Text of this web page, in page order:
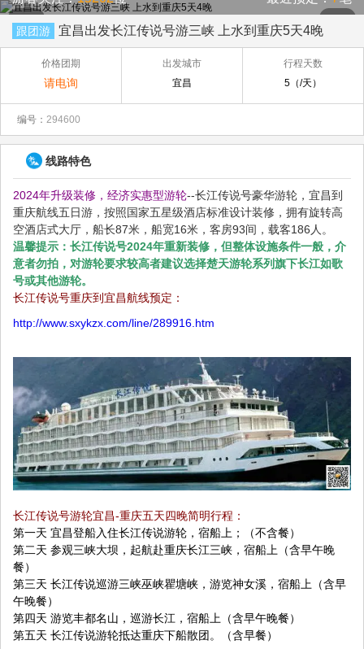
跟团游 宜昌出发长江传说号游三峡 上水到重庆5天4晚
价格团期
请电询
出发城市
宜昌
行程天数
5（/天）
编号： 294600
线路特色
2024年升级装修，经济实惠型游轮--长江传说号豪华游轮，宜昌到
重庆航线五日游，按照国家五星级酒店标准设计装修，拥有旋转高
空酒店式大厅，船长87米，船宽16米，客房93间，载客186人。
温馨提示：长江传说号2024年重新装修，但整体设施条件一般，介
意者勿拍，对游轮要求较高者建议选择楚天游轮系列旗下长江如歌
号或其他游轮。
长江传说号重庆到宜昌航线预定：
http://www.sxykzx.com/line/289916.htm
长江传说号游轮宜昌-重庆五天四晚简明行程：
第一天 宜昌登船入住长江传说游轮，宿船上；（不含餐）
第二天 参观三峡大坝，起航赴重庆长江三峡，宿船上（含早午晚
餐）
第三天 长江传说巡游三峡巫峡瞿塘峡，游览神女溪，宿船上（含早
午晚餐）
第四天 游览丰都名山，巡游长江，宿船上（含早午晚餐）
第五天 长江传说游轮抵达重庆下船散团。（含早餐）